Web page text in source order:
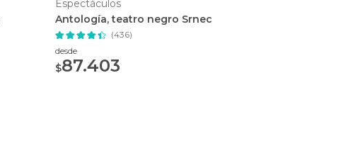
Espectáculos
Antología, teatro negro Srnec
(436)
desde
$87.403